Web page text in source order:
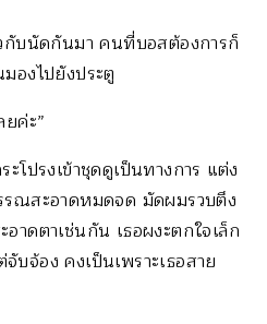
กับนัดกันมา คนที่บอสต้องการก็
องไปยังประตู
ค่ะ”
โปรงเข้าชุดดูเป็นทางการ แต่ง
รณสะอาดหมดจด มัดผมรวบตึง
าดตาเช่นกัน เธอผงะตกใจเล็ก
จ้อง คงเป็นเพราะเธอสาย